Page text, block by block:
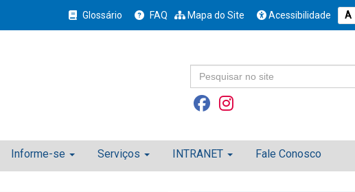
Glossário FAQ Mapa do Site Acessibilidade A
Informe-se Serviços INTRANET Fale Conosco